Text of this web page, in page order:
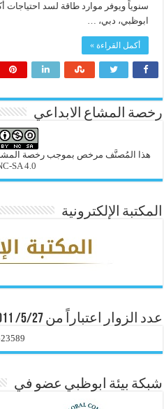
ابوظبي، دبي، …
أكمل القراءة »
رخصة المشاع الابداعي
هذا المُصنَّف مرخص بموجب رخصة المشاع
SA 4.0)
المكتبة الإلكترونية
عدد الزوار اعتباراً من 5/27/ 2011
شبكة بيئة ابوظبي عضو في